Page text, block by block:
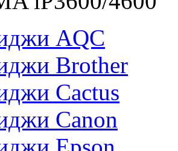
AQC
Brother
Cactus
Canon